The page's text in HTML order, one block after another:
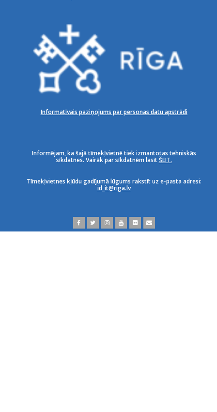
Informatīvais paziņojums par personas datu apstrādi
Informējam, ka šajā tīmekļvietnē tiek izmantotas tehniskās
sīkdatnes. Vairāk par sīkdatnēm lasītŠEIT.
Tīmekļvietnes kļūdu gadījumā lūgums rakstīt uz e-pasta adresi:
id_it@riga.lv